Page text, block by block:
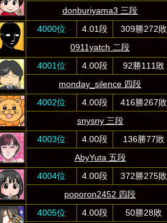
donburiyama3 三段
4000位
4.01段
309勝272敗
0911yatch 二段
4001位
4.00段
92勝111敗
monday_silence 四段
4002位
4.00段
416勝267敗
snysny 三段
4003位
4.00段
136勝77敗
AbyYuta 五段
4004位
4.00段
372勝275敗
poporon2452 四段
4005位
4.00段
50勝28敗